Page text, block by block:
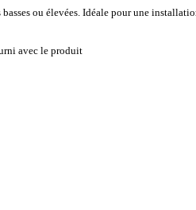
ou élevées. Idéale pour une
avec le produit